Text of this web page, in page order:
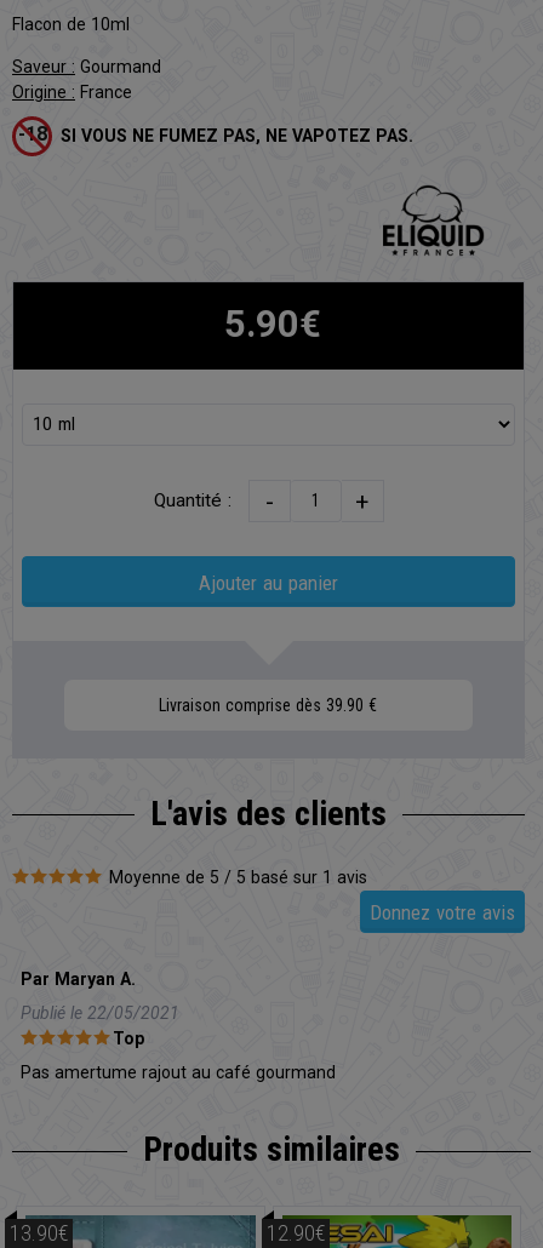
Flacon de 10ml
Saveur : Gourmand
Origine : France
SI VOUS NE FUMEZ PAS, NE VAPOTEZ PAS.
5.90€
Quantité : - +
Ajouter au panier
Livraison comprise dès 39.90 €
L'avis des clients
Moyenne de 5 / 5 basé sur 1 avis
Donnez votre avis
Par Maryan A.
Publié le 22/05/2021
Top
Pas amertume rajout au café gourmand
Produits similaires
13.90€ 12.90€